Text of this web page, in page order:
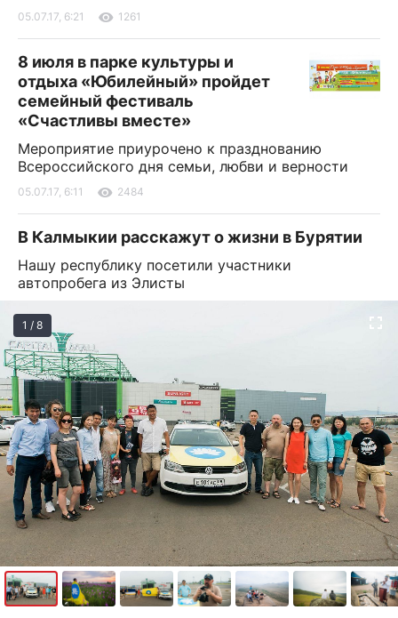
05.07.17, 6:21 1261
8 июля в парке культуры и
отдыха «Юбилейный» пройдет
семейный фестиваль
«Счастливы вместе»
Мероприятие приурочено к празднованию
Всероссийского дня семьи, любви и верности
05.07.17, 6:11 2484
В Калмыкии расскажут о жизни в Бурятии
Нашу республику посетили участники
автопробега из Элисты
1 / 8